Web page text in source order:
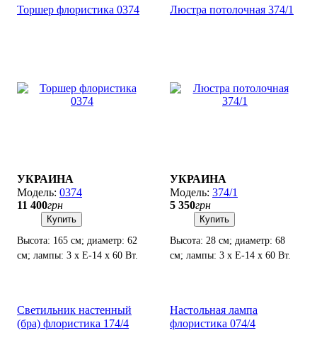
Торшер флористика 0374
УКРАИНА
0374
11 400грн
Купить
Высота: 165 см; диаметр: 62
см; лампы: 3 х Е-14 х 60 Вт.
Люстра потолочная 374/1
УКРАИНА
374/1
5 350грн
Купить
Высота: 28 см; диаметр: 68
см; лампы: 3 х Е-14 х 60 Вт.
Светильник настенный
(бра) флористика 174/4
Настольная лампа
флористика 074/4